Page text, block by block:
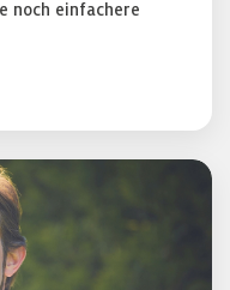
noch einfachere